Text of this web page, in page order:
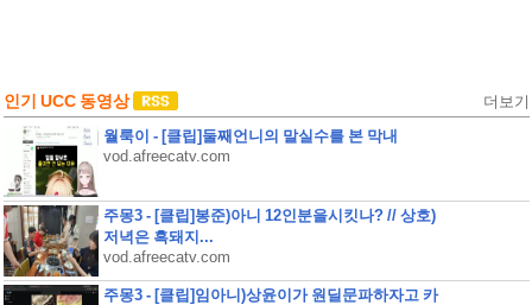
인기 UCC 동영상 더보기
월룩이 - [클립]둘째언니의 말실수를 본 막내
vod.afreecatv.com
주몽3 - [클립]봉준)아니 12인분을시킷나? // 상호)
저녁은 흑돼지...
vod.afreecatv.com
주몽3 - [클립]임아니)상윤이가 원딜문파하자고 카